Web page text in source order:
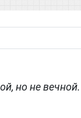
но не вечной.